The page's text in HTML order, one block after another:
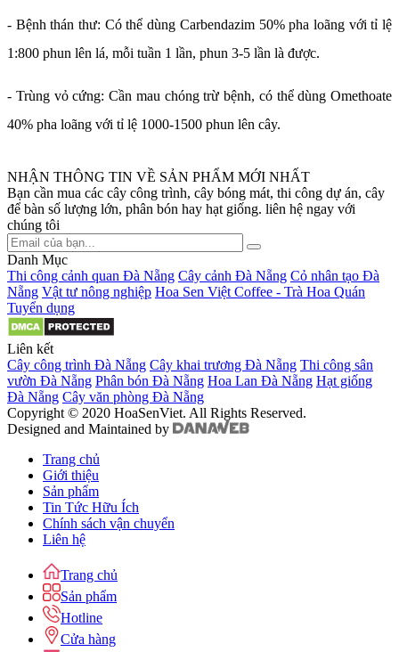
- Bệnh thán thư: Có thể dùng Carbendazim 50% pha loãng với tỉ lệ
1:800 phun lên lá, mỗi tuần 1 lần, phun 3-5 lần là được.
- Trùng vỏ cứng: Cần mau chóng trừ bệnh, có thể dùng Omethoate
40% pha loãng với tỉ lệ 1000-1500 phun lên cây.
NHẬN THÔNG TIN VỀ SẢN PHẨM MỚI NHẤT
Bạn cần mua các cây công trình, cây bóng mát, thi công dự án, cây
để bàn số lượng lớn, phân bón hay hạt giống. liên hệ ngay với
chúng tôi
Danh Mục
Thi công cảnh quan Đà Nẵng Cây cảnh Đà Nẵng Cỏ nhân tạo Đà
Nẵng Vật tư nông nghiệp Hoa Sen Việt Coffee - Trà Hoa Quán
Tuyển dụng
Liên kết
Cây công trình Đà Nẵng Cây khai trương Đà Nẵng Thi công sân
vườn Đà Nẵng Phân bón Đà Nẵng Hoa Lan Đà Nẵng Hạt giống
Đà Nẵng Cây văn phòng Đà Nẵng
Copyright © 2020 HoaSenViet. All Rights Reserved.
Designed and Maintained by
Trang chủ
Giới thiệu
Sản phẩm
Tin Tức Hữu Ích
Chính sách vận chuyển
Liên hệ
Trang chủ
Sản phẩm
Hotline
Cửa hàng